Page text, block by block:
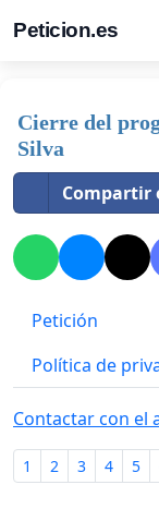
Peticion.es
Cierre del
Silva
Compartir
Petición
Política de
Contactar con el
1 2 3 4 5